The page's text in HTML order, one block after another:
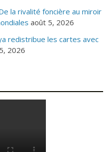
la rivalité foncière au miroir
août 5, 2026
redistribue les cartes avec
2026